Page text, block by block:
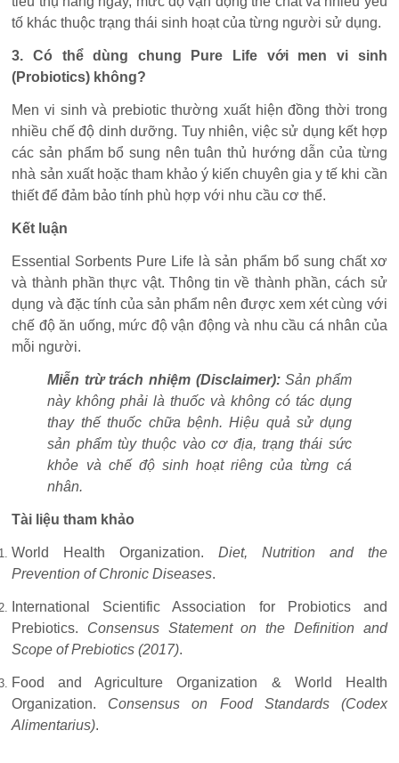
tố khác thuộc trạng thái sinh hoạt của từng người sử dụng.
3. Có thể dùng chung Pure Life với men vi sinh
(Probiotics) không?
Men vi sinh và prebiotic thường xuất hiện đồng thời trong
nhiều chế độ dinh dưỡng. Tuy nhiên, việc sử dụng kết hợp
các sản phẩm bổ sung nên tuân thủ hướng dẫn của từng
nhà sản xuất hoặc tham khảo ý kiến chuyên gia y tế khi cần
thiết để đảm bảo tính phù hợp với nhu cầu cơ thể.
Kết luận
Essential Sorbents Pure Life là sản phẩm bổ sung chất xơ
và thành phần thực vật. Thông tin về thành phần, cách sử
dụng và đặc tính của sản phẩm nên được xem xét cùng với
chế độ ăn uống, mức độ vận động và nhu cầu cá nhân của
mỗi người.
Miễn trừ trách nhiệm (Disclaimer):Sản phẩm
này không phải là thuốc và không có tác dụng
thay thế thuốc chữa bệnh. Hiệu quả sử dụng
sản phẩm tùy thuộc vào cơ địa, trạng thái sức
khỏe và chế độ sinh hoạt riêng của từng cá
nhân.
Tài liệu tham khảo
World Health Organization. Diet, Nutrition and the
Prevention of Chronic Diseases.
International Scientific Association for Probiotics and
Prebiotics. Consensus Statement on the Definition and
Scope of Prebiotics (2017).
Food and Agriculture Organization & World Health
Organization. Consensus on Food Standards (Codex
Alimentarius).